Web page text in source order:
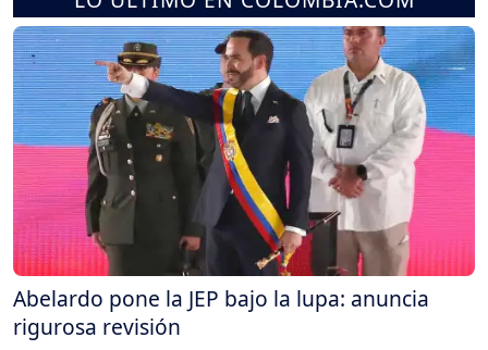
Abelardo pone la JEP bajo la lupa: anuncia
rigurosa revisión